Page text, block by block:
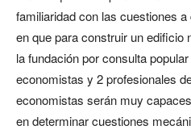
familiaridad con las cuestiones
en que para construir un edificio
la fundación por consulta
economistas y 2 profesionales
economistas serán muy
en determinar cuestiones